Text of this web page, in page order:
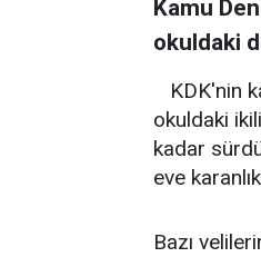
Kamu
okuldaki
KDK'nin
okuldaki
kadar
eve
Bazı